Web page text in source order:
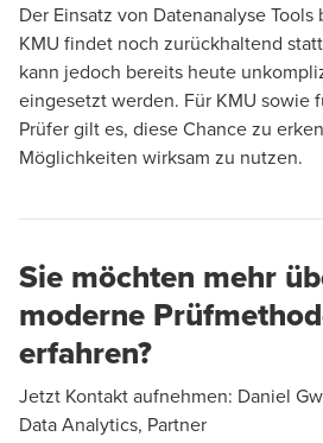
Der Einsatz von Datenanalyse
KMU findet noch zurückhaltend
kann jedoch bereits heute
eingesetzt werden. Für KMU sowie
Prüfer gilt es, diese Chance zu
Möglichkeiten wirksam zu nutzen.
Sie möchten mehr
moderne
erfahren?
Jetzt Kontakt aufnehmen: Daniel
Data Analytics, Partner